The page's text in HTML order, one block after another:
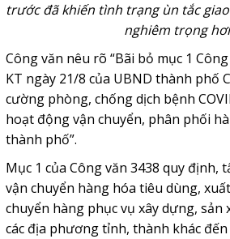
trước đã khiến tình trạng ùn tắc
nghiêm trọng
Công văn nêu rõ “Bãi bỏ mục 1
KT ngày 21/8 của UBND thành phố
cường phòng, chống dịch bệnh
hoạt động vận chuyển, phân phối
thành phố”.
Mục 1 của Công văn 3438 quy định,
vận chuyển hàng hóa tiêu dùng,
chuyển hàng phục vụ xây dựng, sản
các địa phương tỉnh, thành khác